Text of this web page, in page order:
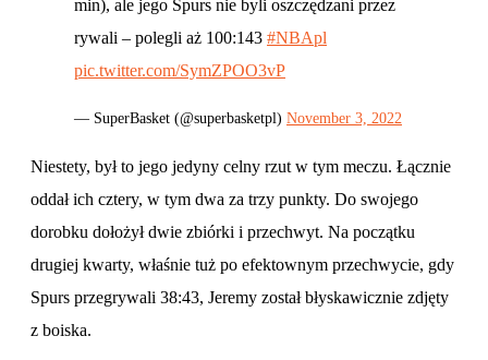
min), ale jego Spurs nie byli oszczędzani przez
rywali – polegli aż 100:143 #NBApl
pic.twitter.com/SymZPOO3vP
— SuperBasket (@superbasketpl) November 3, 2022
Niestety, był to jego jedyny celny rzut w tym meczu. Łącznie
oddał ich cztery, w tym dwa za trzy punkty. Do swojego
dorobku dołożył dwie zbiórki i przechwyt. Na początku
drugiej kwarty, właśnie tuż po efektownym przechwycie, gdy
Spurs przegrywali 38:43, Jeremy został błyskawicznie zdjęty
z boiska.